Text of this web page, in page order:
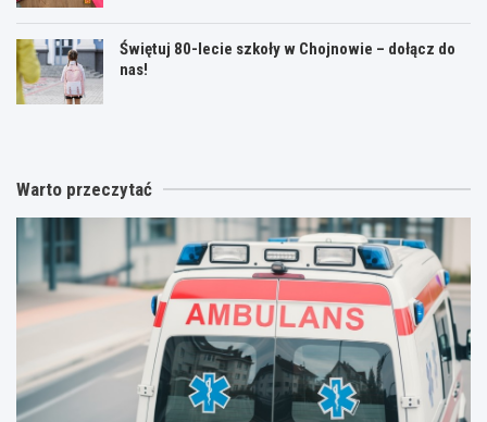
Świętuj 80-lecie szkoły w Chojnowie – dołącz do
nas!
Warto przeczytać